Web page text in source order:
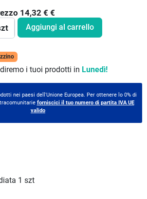
14,32 € €
Aggiungi al carrello
i tuoi prodotti in Lunedì!
nei paesi dell'Unione Europea. Per ottenere lo 0% di
forniscici il tuo numero di partita IVA UE
valido
1 szt